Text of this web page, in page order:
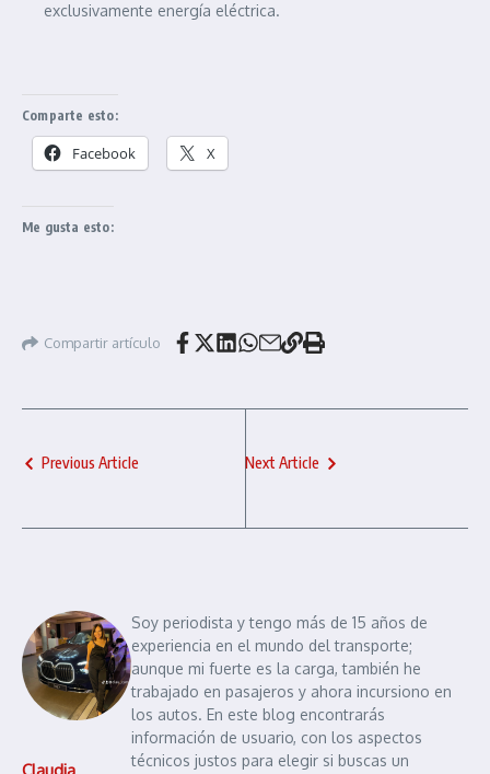
exclusivamente energía eléctrica.
Comparte esto:
Facebook X
Me gusta esto:
Compartir artículo
Previous Article Next Article
Soy periodista y tengo más de 15 años de
experiencia en el mundo del transporte;
aunque mi fuerte es la carga, también he
trabajado en pasajeros y ahora incursiono en
los autos. En este blog encontrarás
información de usuario, con los aspectos
técnicos justos para elegir si buscas un